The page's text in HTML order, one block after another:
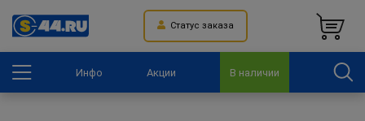
Статус заказа
Инфо Акции В наличии